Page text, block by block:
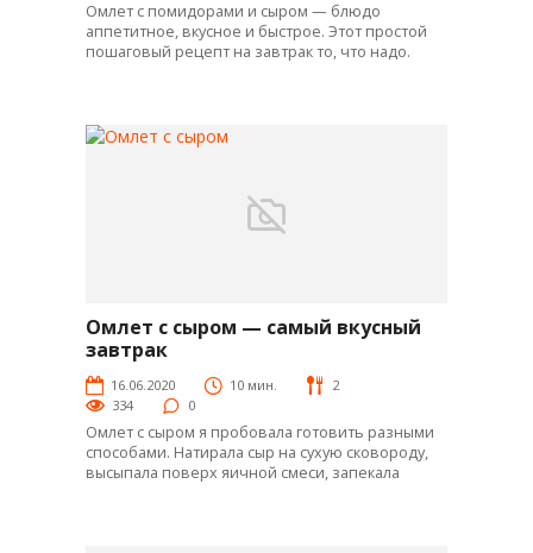
Омлет с помидорами и сыром — блюдо
аппетитное, вкусное и быстрое. Этот простой
пошаговый рецепт на завтрак то, что надо.
Омлет с сыром — самый вкусный
завтрак
16.06.2020 10 мин.
2
334
0
Омлет с сыром я пробовала готовить разными
способами. Натирала сыр на сухую сковороду,
высыпала поверх яичной смеси, запекала